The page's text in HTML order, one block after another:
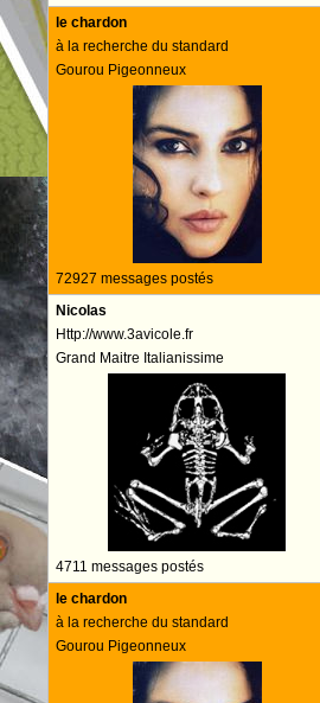
le chardon
à la recherche du standard
Gourou Pigeonneux
72927 messages postés
Nicolas
Http://www.3avicole.fr
Grand Maitre Italianissime
4711 messages postés
le chardon
à la recherche du standard
Gourou Pigeonneux